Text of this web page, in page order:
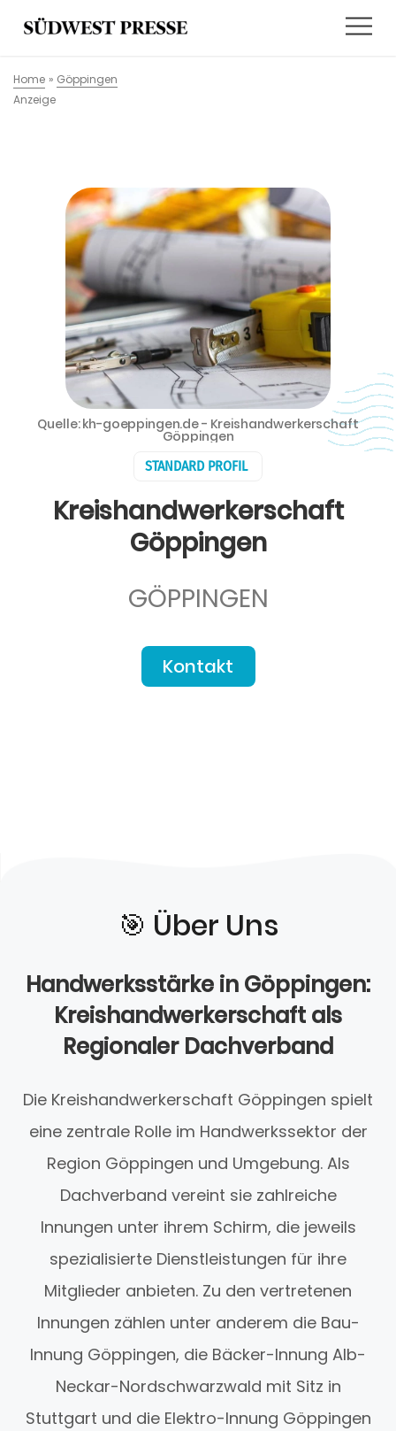
Home » Göppingen
Anzeige
STANDARD PROFIL
Kreishandwerkerschaft
Göppingen
GÖPPINGEN
Kontakt
Quelle: kh-goeppingen.de - Kreishandwerkerschaft
Göppingen
🎯️ Über Uns
Handwerksstärke in Göppingen:
Kreishandwerkerschaft als
Regionaler Dachverband
Die Kreishandwerkerschaft Göppingen spielt
eine zentrale Rolle im Handwerkssektor der
Region Göppingen und Umgebung. Als
Dachverband vereint sie zahlreiche
Innungen unter ihrem Schirm, die jeweils
spezialisierte Dienstleistungen für ihre
Mitglieder anbieten. Zu den vertretenen
Innungen zählen unter anderem die Bau-
Innung Göppingen, die Bäcker-Innung Alb-
Neckar-Nordschwarzwald mit Sitz in
Stuttgart und die Elektro-Innung Göppingen